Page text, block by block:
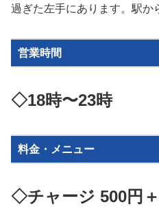
過ぎた左手にあります。駅か
営業時間
◇18時〜23時
料金・メニュー
◇チャージ 500円